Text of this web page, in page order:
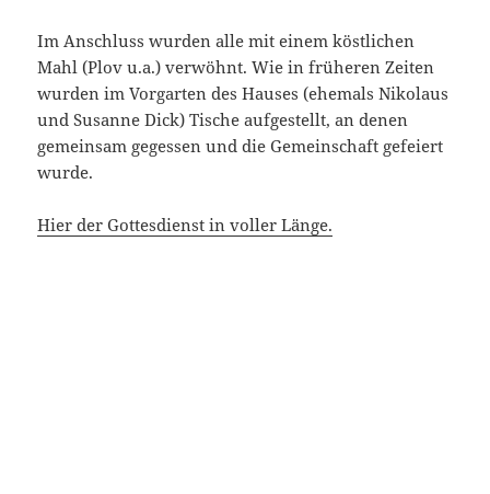
Im Anschluss wurden alle mit einem köstlichen
Mahl (Plov u.a.) verwöhnt. Wie in früheren Zeiten
wurden im Vorgarten des Hauses (ehemals Nikolaus
und Susanne Dick) Tische aufgestellt, an denen
gemeinsam gegessen und die Gemeinschaft gefeiert
wurde.
Hier der Gottesdienst in voller Länge.